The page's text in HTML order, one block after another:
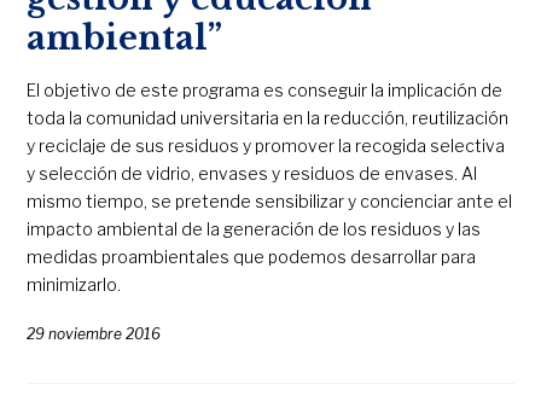
ambiental”
El objetivo de este programa es conseguir la implicación de
toda la comunidad universitaria en la reducción, reutilización
y reciclaje de sus residuos y promover la recogida selectiva
y selección de vidrio, envases y residuos de envases. Al
mismo tiempo, se pretende sensibilizar y concienciar ante el
impacto ambiental de la generación de los residuos y las
medidas proambientales que podemos desarrollar para
minimizarlo.
29 noviembre 2016